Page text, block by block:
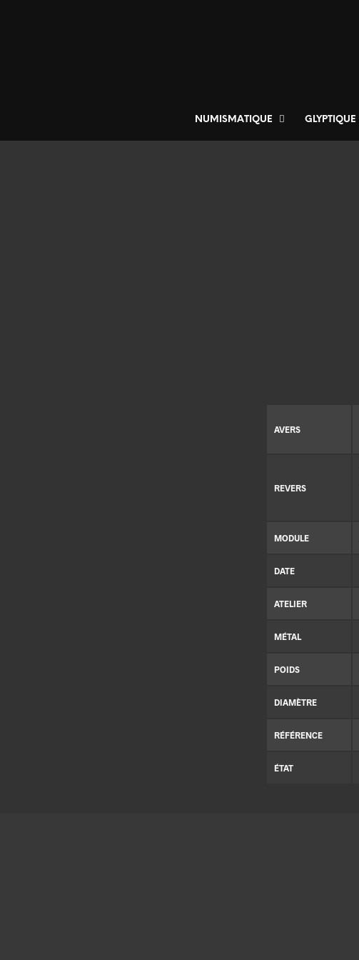
NUMISMATIQUE GLYPTIQUE
AVERS
REVERS
MODULE
DATE
ATELIER
MÉTAL
POIDS
DIAMÈTRE
RÉFÉRENCE
ÉTAT